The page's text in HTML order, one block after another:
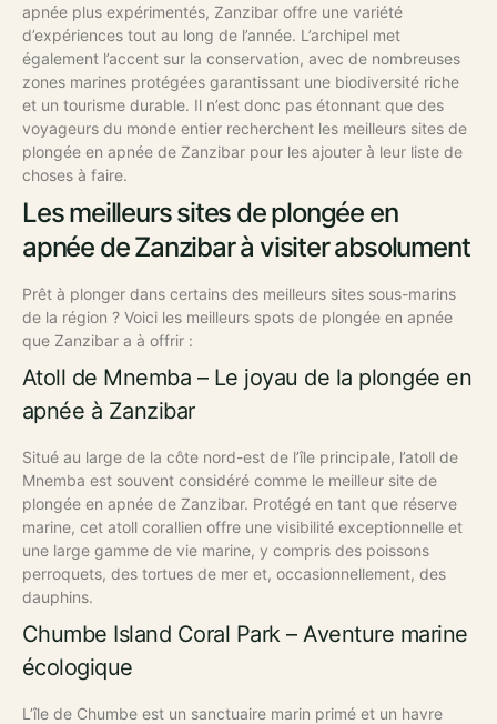
apnée plus expérimentés, Zanzibar offre une variété
d’expériences tout au long de l’année. L’archipel met
également l’accent sur la conservation, avec de nombreuses
zones marines protégées garantissant une biodiversité riche
et un tourisme durable. Il n’est donc pas étonnant que des
voyageurs du monde entier recherchent les meilleurs sites de
plongée en apnée de Zanzibar pour les ajouter à leur liste de
choses à faire.
Les meilleurs sites de plongée en
apnée de Zanzibar à visiter absolument
Prêt à plonger dans certains des meilleurs sites sous-marins
de la région ? Voici les meilleurs spots de plongée en apnée
que Zanzibar a à offrir :
Atoll de Mnemba – Le joyau de la plongée en
apnée à Zanzibar
Situé au large de la côte nord-est de l’île principale, l’atoll de
Mnemba est souvent considéré comme le meilleur site de
plongée en apnée de Zanzibar. Protégé en tant que réserve
marine, cet atoll corallien offre une visibilité exceptionnelle et
une large gamme de vie marine, y compris des poissons
perroquets, des tortues de mer et, occasionnellement, des
dauphins.
Chumbe Island Coral Park – Aventure marine
écologique
L’île de Chumbe est un sanctuaire marin primé et un havre